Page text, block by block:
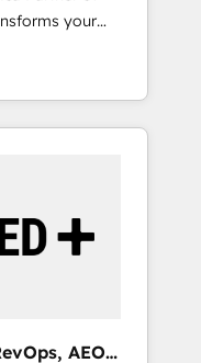
enterprise-
| 1,000+
your
engine. Our
and Point
this the
team. -
drive
AEO